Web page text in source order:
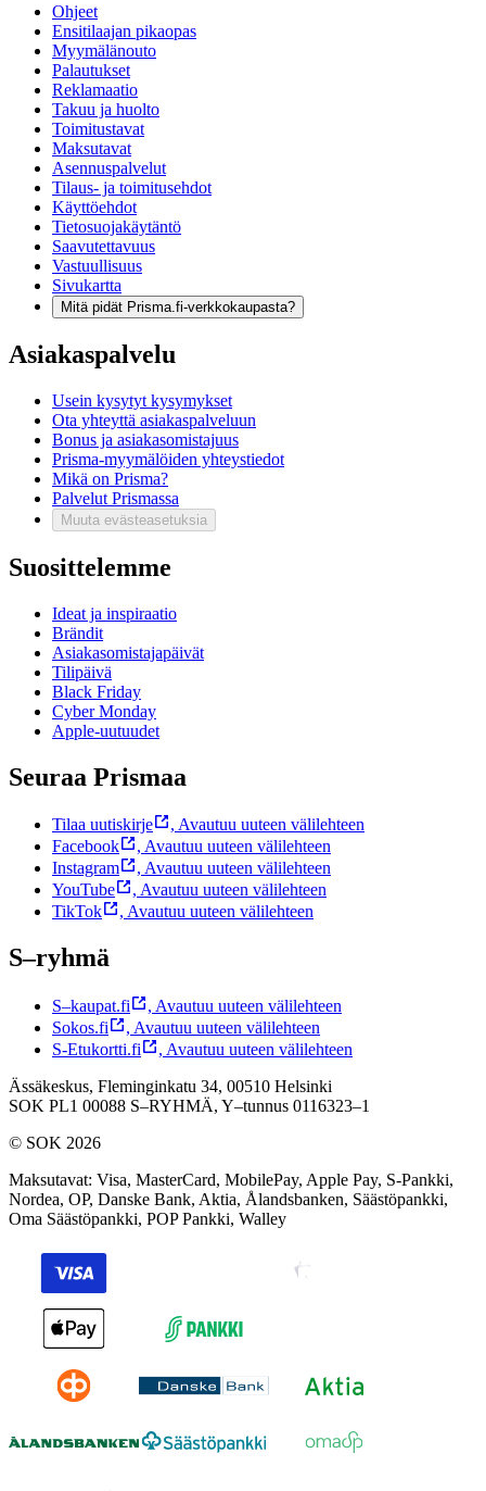
Ohjeet
Ensitilaajan pikaopas
Myymälänouto
Palautukset
Reklamaatio
Takuu ja huolto
Toimitustavat
Maksutavat
Asennuspalvelut
Tilaus- ja toimitusehdot
Käyttöehdot
Tietosuojakäytäntö
Saavutettavuus
Vastuullisuus
Sivukartta
Mitä pidät Prisma.fi-verkkokaupasta?
Asiakaspalvelu
Usein kysytyt kysymykset
Ota yhteyttä asiakaspalveluun
Bonus ja asiakasomistajuus
Prisma-myymälöiden yhteystiedot
Mikä on Prisma?
Palvelut Prismassa
Muuta evästeasetuksia
Suosittelemme
Ideat ja inspiraatio
Brändit
Asiakasomistajapäivät
Tilipäivä
Black Friday
Cyber Monday
Apple-uutuudet
Seuraa Prismaa
Tilaa uutiskirje , Avautuu uuteen välilehteen
Facebook
, Avautuu uuteen välilehteen
Instagram
, Avautuu uuteen välilehteen
YouTube
, Avautuu uuteen välilehteen
TikTok
, Avautuu uuteen välilehteen
S–ryhmä
S–kaupat.fi , Avautuu uuteen välilehteen
Sokos.fi
, Avautuu uuteen välilehteen
S-Etukortti.fi
, Avautuu uuteen välilehteen
Ässäkeskus, Fleminginkatu 34, 00510 Helsinki
SOK PL1 00088 S–RYHMÄ, Y–tunnus 0116323–1
© SOK 2026
Maksutavat: Visa, MasterCard, MobilePay, Apple Pay, S-Pankki,
Nordea, OP, Danske Bank, Aktia, Ålandsbanken, Säästöpankki,
Oma Säästöpankki, POP Pankki, Walley